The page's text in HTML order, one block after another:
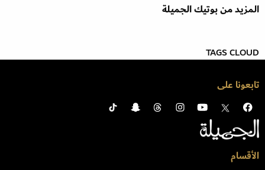
المزيد من بوتيك الجميلة
TAGS CLOUD
تابعونا على
الأقسام